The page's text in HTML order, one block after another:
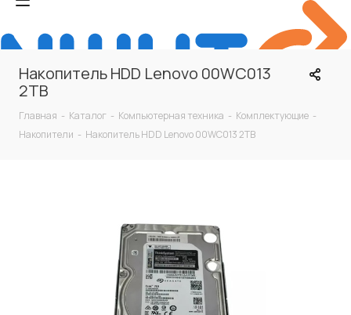
Накопитель HDD Lenovo 00WC013
2TB
Главная - Каталог - Компьютерная техника - Комплектующие -
Накопители - Накопитель HDD Lenovo 00WC013 2TB